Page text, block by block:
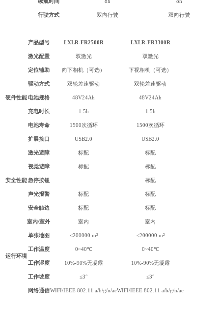
续航时间 8h 8h
行驶方式 双向行驶 双向行驶
产品型号 LXLR-FR2500R LXLR-FR3300R
硬件性能
激光配置 双激光 双激光
定位辅助 向下相机（可选） 下视相机（可选）
驱动方式 双轮差速驱动 双轮差速驱动
电池规格 48V24Ah 48V24Ah
充电时长 1.5h 1.5h
电池寿命 1500次循环 1500次循环
扩展接口 USB2.0 USB2.0
安全性能
激光避障 标配 标配
视觉避障 标配 标配
急停按钮 标配
声光报警 标配 标配
安全触边 标配 标配
运行环境
室内/室外 室内 室内
单张地图 ≤200000 m² ≤200000 m²
工作温度 0~40℃ 0~40℃
工作湿度 10%-90%无凝露 10%-90%无凝露
工作坡度 ≤3° ≤3°
网络通信WIFI/IEEE 802.11 a/b/g/n/acWIFI/IEEE 802.11 a/b/g/n/ac